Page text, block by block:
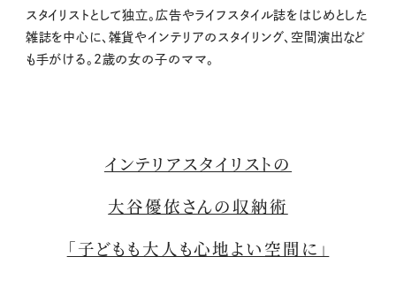
スタイリストとして独立。広告やライフスタイル誌をはじめとした
雑誌を中心に、雑貨やインテリアのスタイリング、空間演出など
も手がける。2歳の女の子のママ。
インテリアスタイリストの
大谷優依さんの収納術
「子どもも大人も心地よい空間に」